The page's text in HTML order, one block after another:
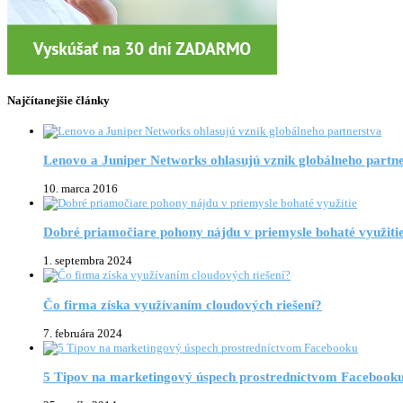
Najčítanejšie články
Lenovo a Juniper Networks ohlasujú vznik globálneho
10. marca 2016
Dobré priamočiare pohony nájdu v priemysle bohaté
1. septembra 2024
Čo firma získa využívaním cloudových riešení?
7. februára 2024
5 Tipov na marketingový úspech prostredníctvom